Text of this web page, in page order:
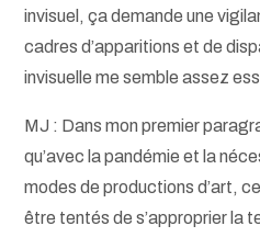
invisuel, ça demande une
cadres d’apparitions et de
invisuelle me semble assez
MJ : Dans mon premier
qu’avec la pandémie et la
modes de productions d’art,
être tentés de s’approprier la